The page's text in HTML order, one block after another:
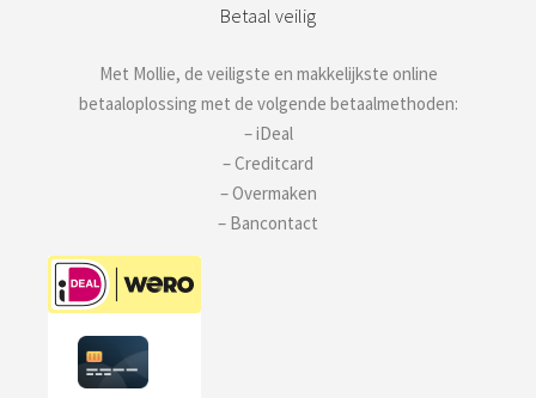
Betaal veilig
Met Mollie, de veiligste en makkelijkste online
betaaloplossing met de volgende betaalmethoden:
– iDeal
– Creditcard
– Overmaken
– Bancontact